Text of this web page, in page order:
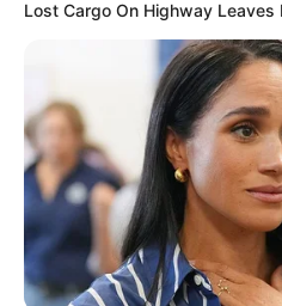
Lost Cargo On Highway Leaves